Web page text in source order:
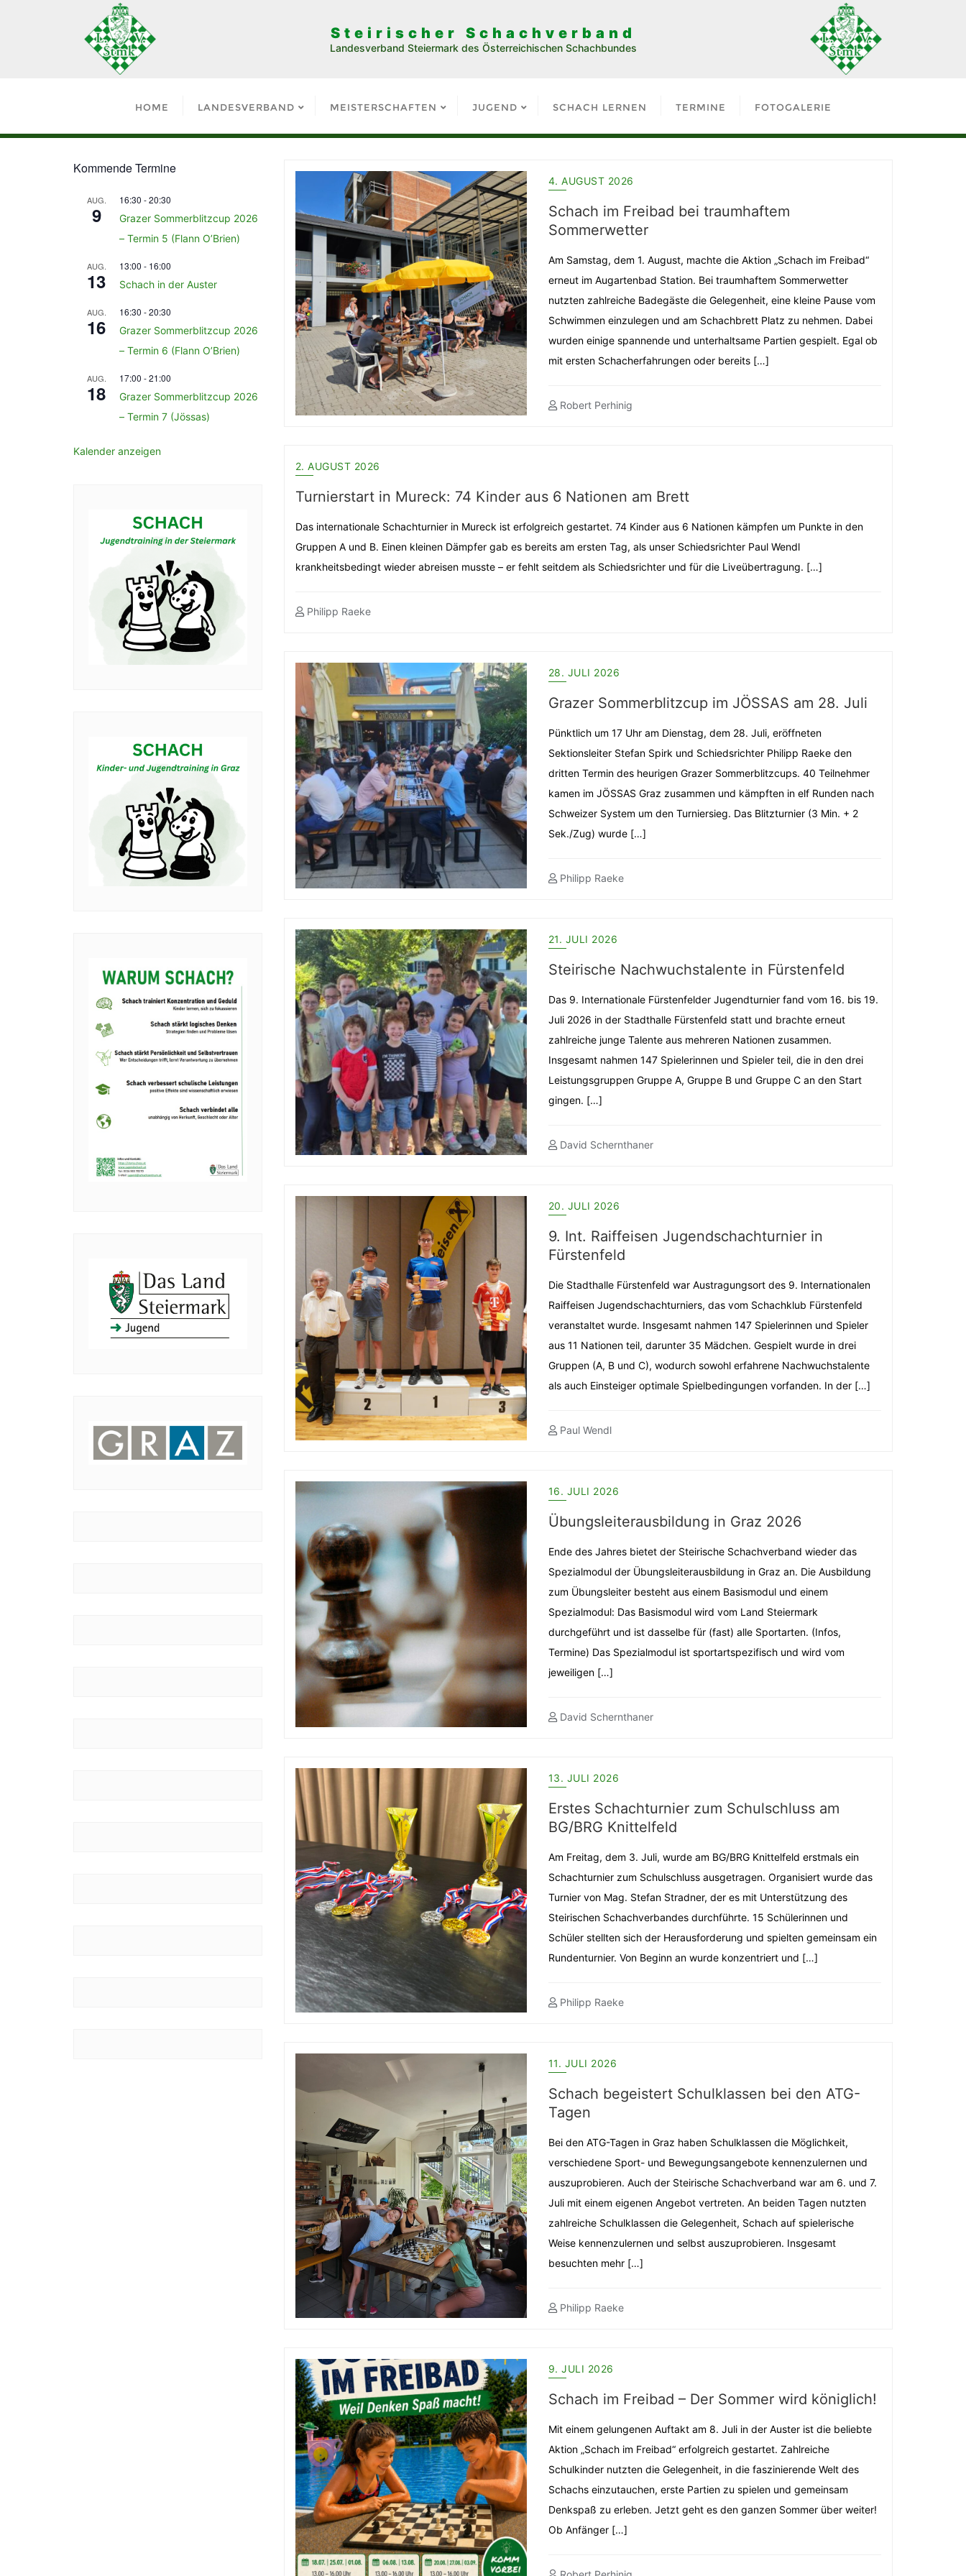
Steirischer Schachverband
Landesverband Steiermark des Österreichischen Schachbundes
HOME LANDESVERBAND MEISTERSCHAFTEN JUGEND SCHACH LERNEN TERMINE FOTOGALERIE
4. AUGUST 2026
Schach im Freibad bei traumhaftem
Sommerwetter
Am Samstag, dem 1. August, machte die Aktion „Schach im Freibad“
erneut im Augartenbad Station. Bei traumhaftem Sommerwetter
nutzten zahlreiche Badegäste die Gelegenheit, eine kleine Pause vom
Schwimmen einzulegen und am Schachbrett Platz zu nehmen. Dabei
wurden einige spannende und unterhaltsame Partien gespielt. Egal ob
mit ersten Schacherfahrungen oder bereits […]
Robert Perhinig
2. AUGUST 2026
Turnierstart in Mureck: 74 Kinder aus 6 Nationen am Brett
Das internationale Schachturnier in Mureck ist erfolgreich gestartet. 74 Kinder aus 6 Nationen kämpfen um Punkte in den
Gruppen A und B. Einen kleinen Dämpfer gab es bereits am ersten Tag, als unser Schiedsrichter Paul Wendl
krankheitsbedingt wieder abreisen musste – er fehlt seitdem als Schiedsrichter und für die Liveübertragung. […]
Philipp Raeke
28. JULI 2026
Grazer Sommerblitzcup im JÖSSAS am 28. Juli
Pünktlich um 17 Uhr am Dienstag, dem 28. Juli, eröffneten
Sektionsleiter Stefan Spirk und Schiedsrichter Philipp Raeke den
dritten Termin des heurigen Grazer Sommerblitzcups. 40 Teilnehmer
kamen im JÖSSAS Graz zusammen und kämpften in elf Runden nach
Schweizer System um den Turniersieg. Das Blitzturnier (3 Min. + 2
Sek./Zug) wurde […]
Philipp Raeke
21. JULI 2026
Steirische Nachwuchstalente in Fürstenfeld
Das 9. Internationale Fürstenfelder Jugendturnier fand vom 16. bis 19.
Juli 2026 in der Stadthalle Fürstenfeld statt und brachte erneut
zahlreiche junge Talente aus mehreren Nationen zusammen.
Insgesamt nahmen 147 Spielerinnen und Spieler teil, die in den drei
Leistungsgruppen Gruppe A, Gruppe B und Gruppe C an den Start
gingen. […]
David Schernthaner
20. JULI 2026
9. Int. Raiffeisen Jugendschachturnier in
Fürstenfeld
Die Stadthalle Fürstenfeld war Austragungsort des 9. Internationalen
Raiffeisen Jugendschachturniers, das vom Schachklub Fürstenfeld
veranstaltet wurde. Insgesamt nahmen 147 Spielerinnen und Spieler
aus 11 Nationen teil, darunter 35 Mädchen. Gespielt wurde in drei
Gruppen (A, B und C), wodurch sowohl erfahrene Nachwuchstalente
als auch Einsteiger optimale Spielbedingungen vorfanden. In der […]
Paul Wendl
16. JULI 2026
Übungsleiterausbildung in Graz 2026
Ende des Jahres bietet der Steirische Schachverband wieder das
Spezialmodul der Übungsleiterausbildung in Graz an. Die Ausbildung
zum Übungsleiter besteht aus einem Basismodul und einem
Spezialmodul: Das Basismodul wird vom Land Steiermark
durchgeführt und ist dasselbe für (fast) alle Sportarten. (Infos,
Termine) Das Spezialmodul ist sportartspezifisch und wird vom
jeweiligen […]
David Schernthaner
13. JULI 2026
Erstes Schachturnier zum Schulschluss am
BG/BRG Knittelfeld
Am Freitag, dem 3. Juli, wurde am BG/BRG Knittelfeld erstmals ein
Schachturnier zum Schulschluss ausgetragen. Organisiert wurde das
Turnier von Mag. Stefan Stradner, der es mit Unterstützung des
Steirischen Schachverbandes durchführte. 15 Schülerinnen und
Schüler stellten sich der Herausforderung und spielten gemeinsam ein
Rundenturnier. Von Beginn an wurde konzentriert und […]
Philipp Raeke
11. JULI 2026
Schach begeistert Schulklassen bei den ATG-
Tagen
Bei den ATG-Tagen in Graz haben Schulklassen die Möglichkeit,
verschiedene Sport- und Bewegungsangebote kennenzulernen und
auszuprobieren. Auch der Steirische Schachverband war am 6. und 7.
Juli mit einem eigenen Angebot vertreten. An beiden Tagen nutzten
zahlreiche Schulklassen die Gelegenheit, Schach auf spielerische
Weise kennenzulernen und selbst auszuprobieren. Insgesamt
besuchten mehr […]
Philipp Raeke
9. JULI 2026
Schach im Freibad – Der Sommer wird königlich!
Mit einem gelungenen Auftakt am 8. Juli in der Auster ist die beliebte
Aktion „Schach im Freibad“ erfolgreich gestartet. Zahlreiche
Schulkinder nutzten die Gelegenheit, in die faszinierende Welt des
Schachs einzutauchen, erste Partien zu spielen und gemeinsam
Denkspaß zu erleben. Jetzt geht es den ganzen Sommer über weiter!
Ob Anfänger […]
Kommende Termine
AUG.
9
16:30 -20:30
Grazer Sommerblitzcup 2026
– Termin 5 (Flann O’Brien)
AUG.
13
13:00 - 16:00
Schach in der Auster
AUG.
16
16:30 -20:30
Grazer Sommerblitzcup 2026
– Termin 6 (Flann O’Brien)
AUG.
18
17:00 -21:00
Grazer Sommerblitzcup 2026
– Termin 7 (Jössas)
Kalender anzeigen